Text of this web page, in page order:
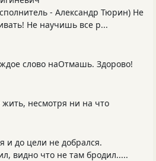
- Александр Тюрин) Не
Не научишь все р...
слово наОтмашь. Здорово!
несмотря ни на что
и до цели не добрался.
видно что не там бродил.....